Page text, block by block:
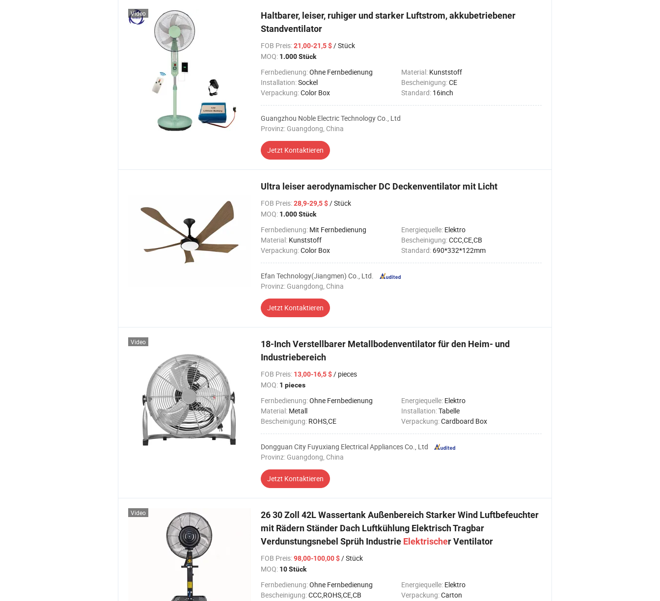
Haltbarer, leiser, ruhiger und starker Luftstrom, akkubetriebener
Standventilator
FOB Preis:21,00-21,5 $/ Stück
MOQ: 1.000 Stück
Fernbedienung:Ohne Fernbedienung Material: Kunststoff
Installation:Sockel Bescheinigung:CE
Verpackung:Color Box Standard: 16inch
Guangzhou Noble Electric Technology Co., Ltd
Provinz: Guangdong, China
Jetzt Kontaktieren
Video
Ultra leiser aerodynamischer DC Deckenventilator mit Licht
FOB Preis:28,9-29,5 $/ Stück
MOQ: 1.000 Stück
Fernbedienung: Mit Fernbedienung Energiequelle: Elektro
Material: Kunststoff Bescheinigung:CCC,CE,CB
Verpackung:Color Box Standard: 690*332*122mm
Efan Technology(Jiangmen) Co., Ltd.
Provinz: Guangdong, China
Jetzt Kontaktieren
18-Inch Verstellbarer Metallbodenventilator für den Heim- und
Industriebereich
FOB Preis: 13,00-16,5 $/ pieces
MOQ: 1 pieces
Fernbedienung:Ohne Fernbedienung Energiequelle: Elektro
Material: Metall Installation:Tabelle
Bescheinigung: ROHS,CE Verpackung:Cardboard Box
Dongguan City Fuyuxiang Electrical Appliances Co., Ltd
Provinz: Guangdong, China
Jetzt Kontaktieren
Video
26 30 Zoll 42L Wassertank Außenbereich Starker Wind Luftbefeuchter
mit Rädern Ständer Dach Luftkühlung Elektrisch Tragbar
Verdunstungsnebel Sprüh Industrie Elektrischer Ventilator
FOB Preis:98,00-100,00 $/ Stück
MOQ: 10 Stück
Fernbedienung:Ohne Fernbedienung Energiequelle: Elektro
Bescheinigung:CCC,ROHS,CE,CB Verpackung:Carton
Video